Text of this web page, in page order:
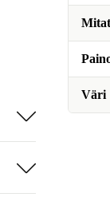
Mitat
Väri